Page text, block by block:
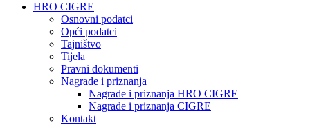
HRO CIGRE
Osnovni podatci​
Opći podatci
Tajništvo
Tijela
Pravni dokumenti
Nagrade i priznanja
Nagrade i priznanja HRO CIGRE
Nagrade i priznanja CIGRE
Kontakt